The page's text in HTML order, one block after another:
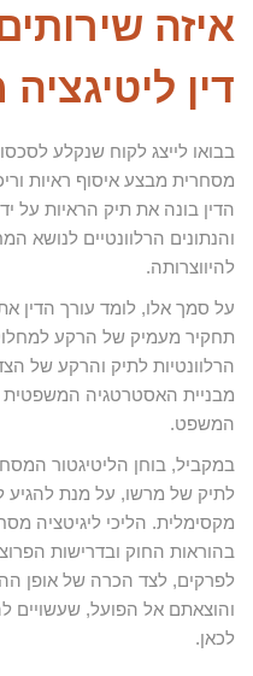
איזה
דין
בבואו לייצג לקוח שנקלע
מסחרית מבצע איסוף ראיות
הדין בונה את תיק הראיות על
והנתונים הרלוונטיים לנושא
להיווצרותה.
על סמך אלו, לומד עורך הדין
תחקיר מעמיק של הרקע
הרלוונטיות לתיק והרקע של
מבניית האסטרטגיה המשפטית
המשפט.
במקביל, בוחן הליטיגטור
לתיק של מרשו, על מנת להגיע
מקסימלית. הליכי ליגיטציה
בהוראות החוק ובדרישות
לפרקים, לצד הכרה של אופן
והוצאתם אל הפועל, שעשויים
לכאן.